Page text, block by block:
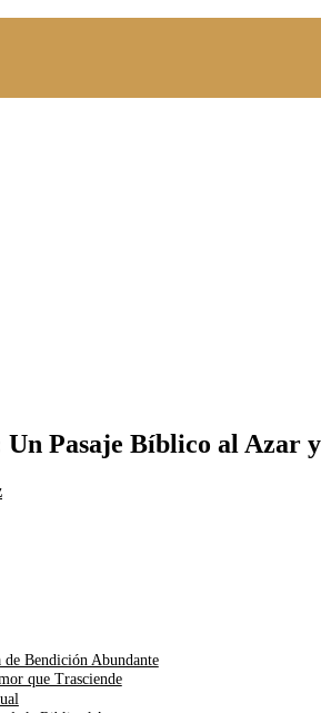
Pasaje Bíblico al Azar
Bendición Abundante
que Trasciende